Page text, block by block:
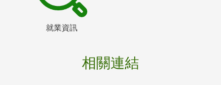
就業資訊
相關連結